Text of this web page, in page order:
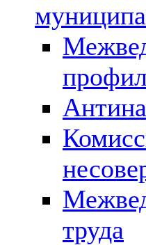
труда